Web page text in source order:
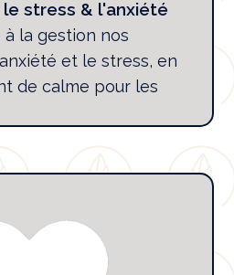
stress & l'anxiété
la gestion nos
et le stress, en
de calme pour les